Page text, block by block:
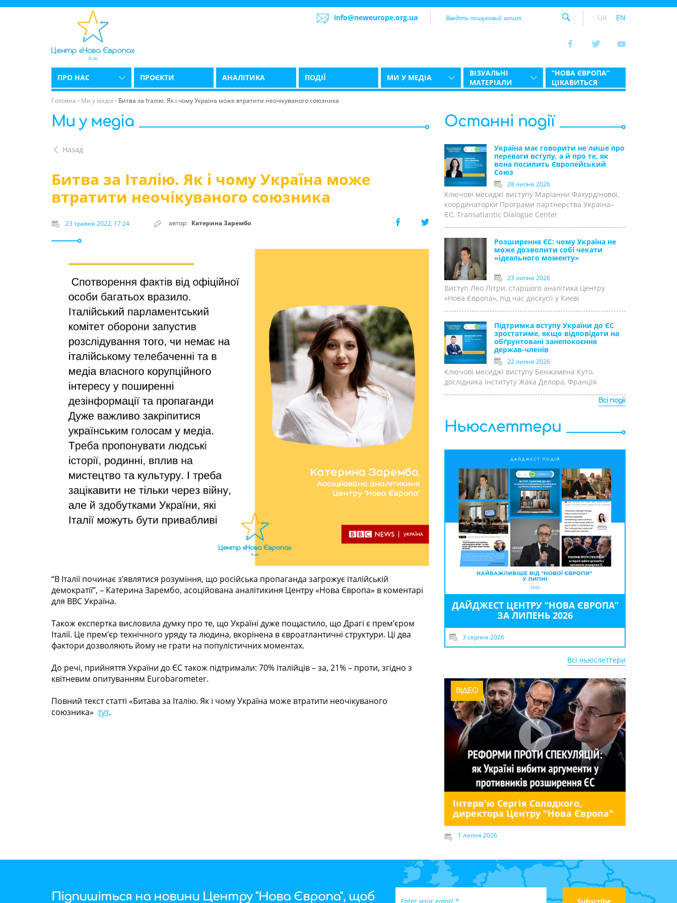
info@neweurope.org.ua UA EN
ПРО НАС ПРОЄКТИ АНАЛІТИКА ПОДІЇ МИ У МЕДІА
ВІЗУАЛЬНІ
МАТЕРІАЛИ
“НОВА ЄВРОПА”
ЦІКАВИТЬСЯ
Головна - Ми у медіа - Битва за Італію. Як і чому Україна може втратити неочікуваного союзника
Ми у медіа
Назад
Битва за Італію. Як і чому Україна може
втратити неочікуваного союзника
23 травня 2022, 17:24 автор: Катерина Зарембо
“В Італії починає з’являтися розуміння, що російська пропаганда загрожує італійській
демократії”, – Катерина Зарембо, асоційована аналітикиня Центру «Нова Європа» в коментарі
для BBC Україна.
Також експертка висловила думку про те, що Україні дуже пощастило, що Драгі є прем’єром
Італії. Це прем’єр технічного уряду та людина, вкорінена в євроатлантичні структури. Ці два
фактори дозволяють йому не грати на популістичних моментах.
До речі, прийняття України до ЄС також підтримали: 70% італійців – за, 21% – проти, згідно з
квітневим опитуванням Eurobarometer.
Повний текст статті «Битава за Італію. Як і чому Україна може втратити неочікуваного
союзника» тут.
Останні події
Україна має говорити не лише про
переваги вступу, а й про те, як
вона посилить Європейський
Союз
28 липня 2026
Ключові месиджі виступу Маріанни Фахурдінової,
координаторки Програми партнерства Україна–
ЄС, Transatlantic Dialogue Center
Розширення ЄС: чому Україна не
може дозволити собі чекати
«ідеального моменту»
23 липня 2026
Виступ Лео Літри, старшого аналітика Центру
«Нова Європа», під час дискусії у Києві
Підтримка вступу України до ЄС
зростатиме, якщо відповідати на
обґрунтовані занепокоєння
держав-членів
22 липня 2026
Ключові месиджі виступу Бенжамена Куто,
дослідника Інституту Жака Делора, Франція
Всі події
Ньюслеттери
ДАЙДЖЕСТ ЦЕНТРУ “НОВА ЄВРОПА”
ЗА ЛИПЕНЬ 2026
3 серпня 2026
Всі ньюслеттери
ВІДЕО
Інтерв'ю Сергія Солодкого,
директора Центру "Нова Європа"
1 липня 2026
Підпишіться на новини Центру "Нова Європа", щоб